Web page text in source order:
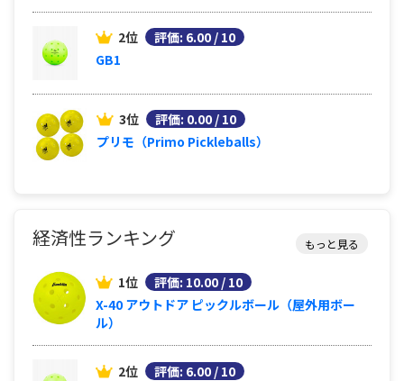
2位
評価: 6.00 / 10
GB1
3位
評価: 0.00 / 10
プリモ（Primo Pickleballs）
経済性ランキング もっと見る
1位
評価: 10.00 / 10
X-40 アウトドア ピックルボール（屋外用ボー
ル）
2位
評価: 6.00 / 10